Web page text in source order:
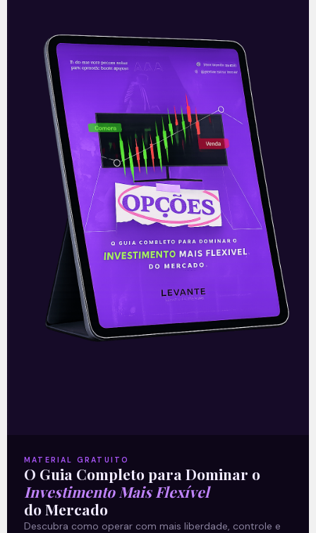
Leia mais
08/10/2021
ARTIGOS
Ibovespa fecha estável com
riscos internos
Leia mais
07/10/2021
MATERIAL GRATUITO
O Guia Completo para Dominar o
Investimento Mais Flexível
do Mercado
Descubra como operar com mais liberdade, controle e